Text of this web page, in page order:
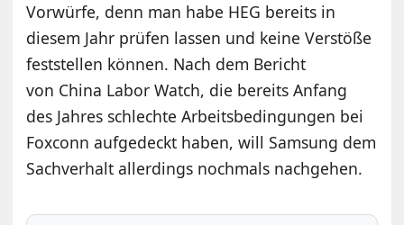
Vorwürfe, denn man habe HEG bereits in
diesem Jahr prüfen lassen und keine Verstöße
feststellen können. Nach dem Bericht
von China Labor Watch, die bereits Anfang
des Jahres schlechte Arbeitsbedingungen bei
Foxconn aufgedeckt haben, will Samsung dem
Sachverhalt allerdings nochmals nachgehen.